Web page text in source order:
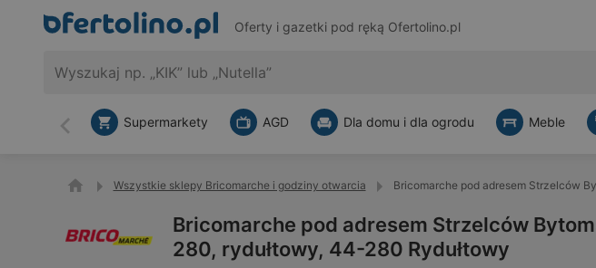
Oferty i gazetki pod ręką Ofertolino.pl
Wstecz
Supermarkety AGD Dla domu i dla ogrodu Meble
Wszystkie sklepy Bricomarche i godziny otwarcia Bricomarche pod adresem Strzelców
Bricomarche pod adresem Strzelców
280, rydułtowy, 44-280 Rydułtowy